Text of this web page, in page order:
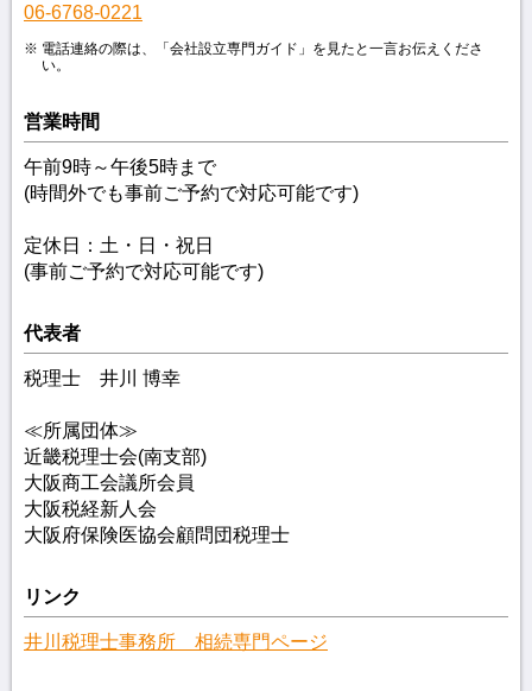
06-6768-0221
電話連絡の際は、「会社設立専門ガイド」を見たと一言お伝えくださ
い。
営業時間
午前9時～午後5時まで
(時間外でも事前ご予約で対応可能です)
定休日：土・日・祝日
(事前ご予約で対応可能です)
代表者
税理士 井川 博幸
≪所属団体≫
近畿税理士会(南支部)
大阪商工会議所会員
大阪税経新人会
大阪府保険医協会顧問団税理士
リンク
井川税理士事務所 相続専門ページ